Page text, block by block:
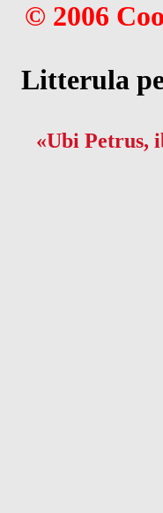
© 2006
Litterula
«Ubi Petrus,